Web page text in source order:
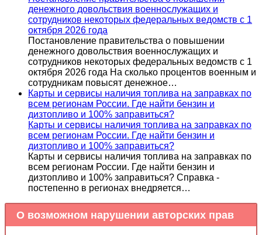
денежного довольствия военнослужащих и
сотрудников некоторых федеральных ведомств с 1
октября 2026 года
Постановление правительства о повышении
денежного довольствия военнослужащих и
сотрудников некоторых федеральных ведомств с 1
октября 2026 года На сколько процентов военным и
сотрудникам повысят денежное…
Карты и сервисы наличия топлива на заправках по
всем регионам России. Где найти бензин и
дизтопливо и 100% заправиться?
Карты и сервисы наличия топлива на заправках по
всем регионам России. Где найти бензин и
дизтопливо и 100% заправиться?
Карты и сервисы наличия топлива на заправках по
всем регионам России. Где найти бензин и
дизтопливо и 100% заправиться? Справка -
постепенно в регионах внедряется…
О возможном нарушении авторских прав